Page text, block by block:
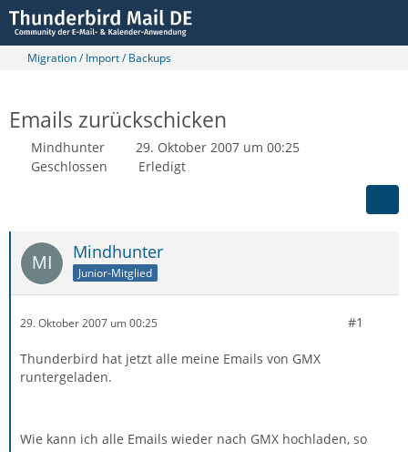
Migration / Import / Backups
Emails zurückschicken
Mindhunter
29. Oktober 2007 um 00:25
Geschlossen
Erledigt
Mindhunter
Junior-Mitglied
29. Oktober 2007 um 00:25 #1
Thunderbird hat jetzt alle meine Emails von GMX
runtergeladen.
Wie kann ich alle Emails wieder nach GMX hochladen, so